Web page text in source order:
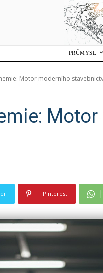
PRŮMYSL
Motor moderního
Pinterest